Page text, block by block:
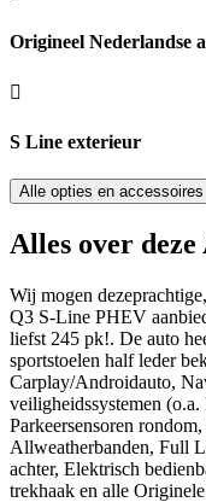
Origineel Nederlandse
S Line exterieur
Alle opties en accessoires
Alles over
Wij mogen
Q3 S-Line PHEV
liefst 245 pk!. De auto
sportstoelen half leder
Carplay/Androidauto,
veiligheidssystemen
Parkeersensoren
Allweatherbanden, Full
achter, Elektrisch
trekhaak en alle